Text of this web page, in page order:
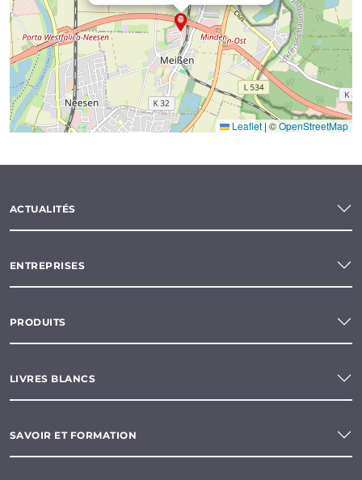
Leaflet | ©OpenStreetMap
ACTUALITÉS
ENTREPRISES
PRODUITS
LIVRES BLANCS
SAVOIR ET FORMATION